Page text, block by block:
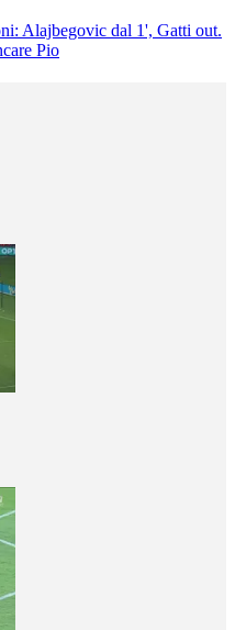
Alajbegovic dal 1', Gatti out.
Pio